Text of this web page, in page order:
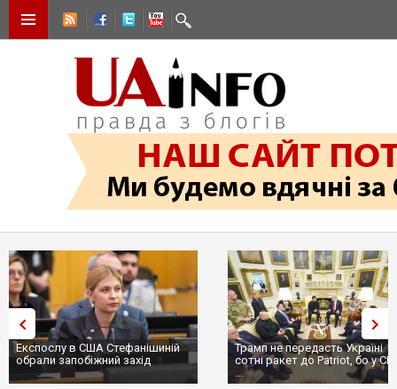
Експослу в США Стефанішиній
обрали запобіжний захід
Трамп не передасть Україні
сотні ракет до Patriot, бо у
...